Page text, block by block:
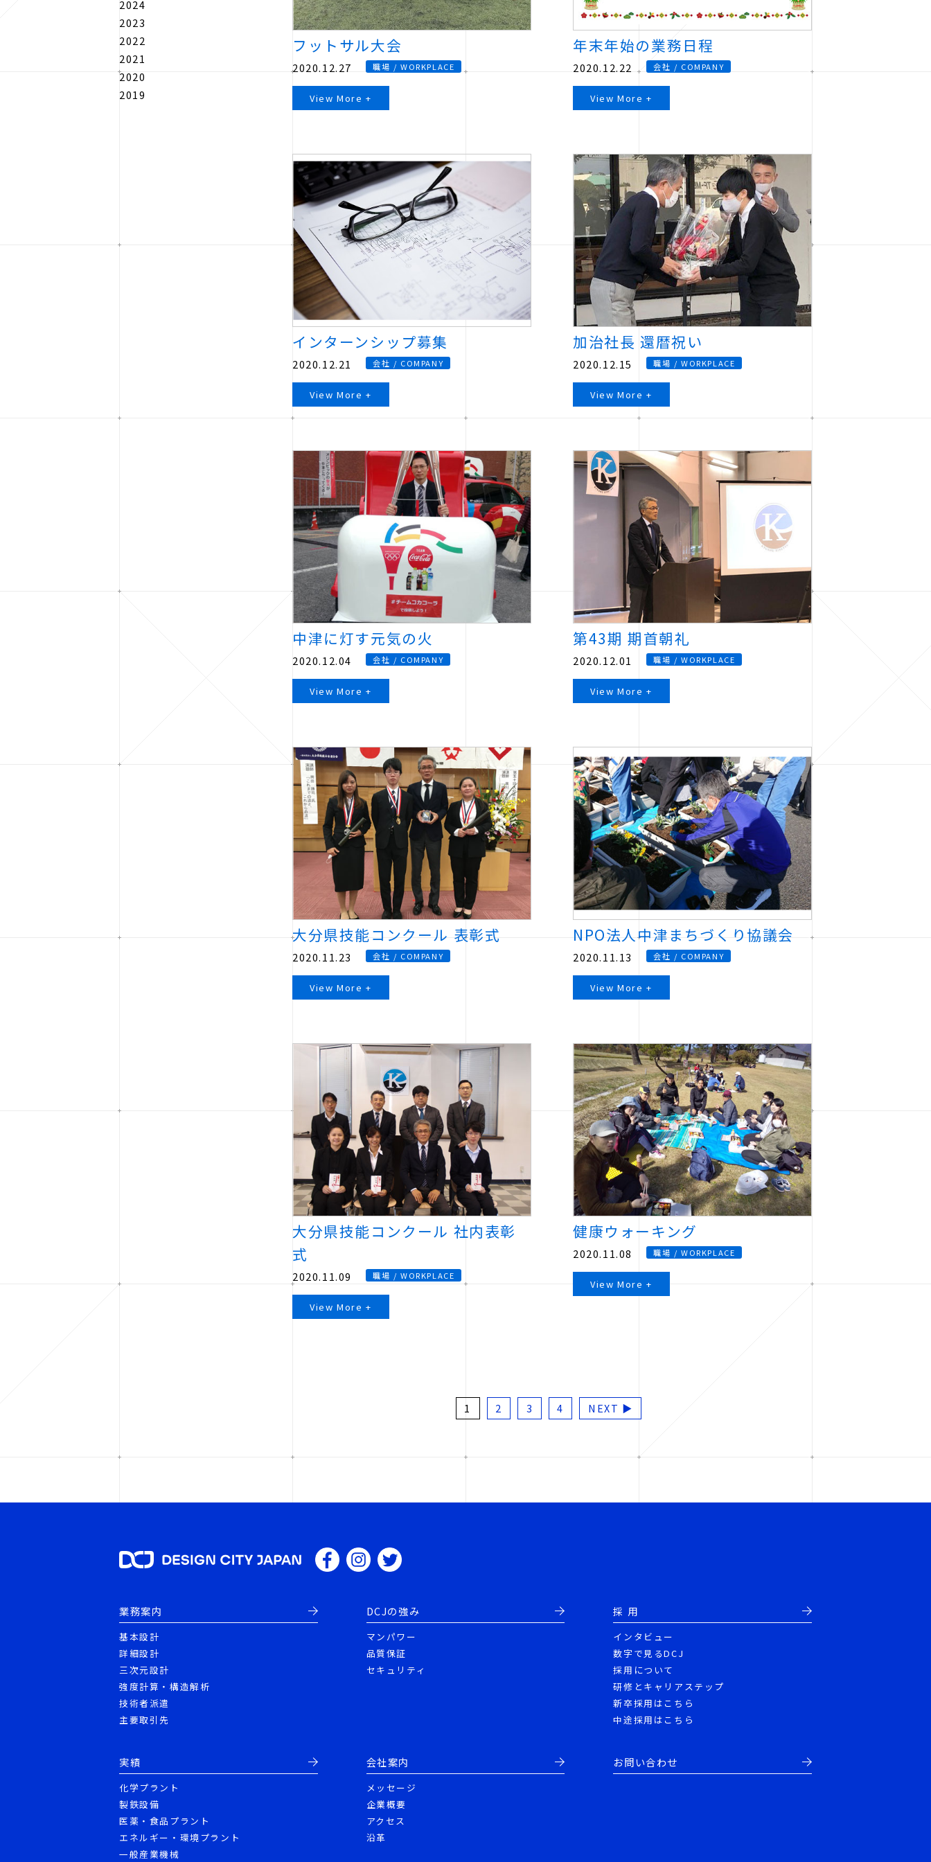
2024
2023
2022
2021
2020
2019
フットサル大会
2020.12.27 職場 / WORKPLACE
View More +
年末年始の業務日程
2020.12.22 会社 / COMPANY
View More +
インターンシップ募集
2020.12.21 会社 / COMPANY
View More +
加治社長 還暦祝い
2020.12.15 職場 / WORKPLACE
View More +
中津に灯す元気の火
2020.12.04 会社 / COMPANY
View More +
第43期 期首朝礼
2020.12.01 職場 / WORKPLACE
View More +
大分県技能コンクール 表彰式
2020.11.23 会社 / COMPANY
View More +
NPO法人中津まちづくり協議会
2020.11.13 会社 / COMPANY
View More +
大分県技能コンクール 社内表彰
式
2020.11.09 職場 / WORKPLACE
View More +
健康ウォーキング
2020.11.08 職場 / WORKPLACE
View More +
1 2 3 4 NEXT ▶
業務案内
基本設計
詳細設計
三次元設計
強度計算・構造解析
技術者派遣
主要取引先
DCJの強み
マンパワー
品質保証
セキュリティ
採 用
インタビュー
数字で見るDCJ
採用について
研修とキャリアステップ
新卒採用はこちら
中途採用はこちら
実績
化学プラント
製鉄設備
医薬・食品プラント
エネルギー・環境プラント
一般産業機械
会社案内
メッセージ
企業概要
アクセス
沿革
お問い合わせ